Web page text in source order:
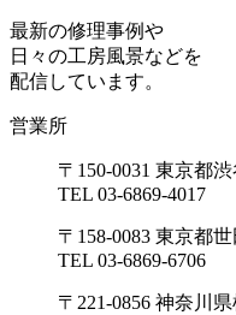
最新の修理事例や
日々の工房風景などを
配信しています。
営業所
〒150-0031 東京都
TEL 03-6869-4017
〒158-0083 東京都
TEL 03-6869-6706
〒221-0856 神奈川